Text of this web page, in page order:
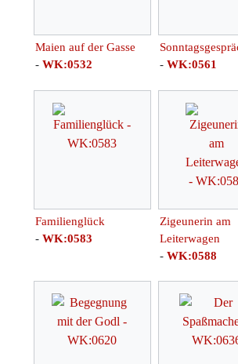
Maien auf der Gasse
- WK:0532
- WK:0561
Familienglück
- WK:0583
Zigeunerin am
Leiterwagen
- WK:0588